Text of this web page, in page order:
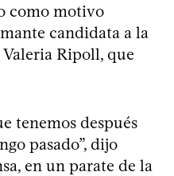
como motivo
candidata a la
Ripoll, que
tenemos después
pasado”, dijo
en un parate de la